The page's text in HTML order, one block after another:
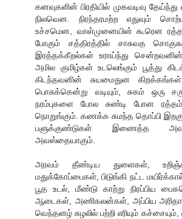
கனவுகளின் பிரதியில் முகவடிவு
நிலவென. நிரந்தரமற்ற எதுவும்
உச்சமென, வாள்முனையின் கூரென
போகும் சத்திரத்தில் சாசுவத
இரத்தக்கீறல்கள் உராய்ந்து சென்றவனின்
அமில குமிழ்கள் உடலெங்கும் பூத்து
கிடந்தவனின் சுயமைதுன
பொசுக்கென்று வடியும், சுகம் ஒரு
நரம்புகளை போல சுண்டி போன
நொறுங்கும். கணக்க சுமந்த தொப்பி
பளுக்குண்டுகள் இணைத்த
அவஸ்தையாகும்.
அரவம் தீண்டிய துளைகள்,
மதுக்கோப்பைகள், பிடுங்கி நட்ட
பூத உடல், மீண்டு காற்று நிரப்பிய
ஆடைகள், அணிகலன்கள், அப்பிய
வெந்தனழ் சுழலில் பற்றி எரியும்